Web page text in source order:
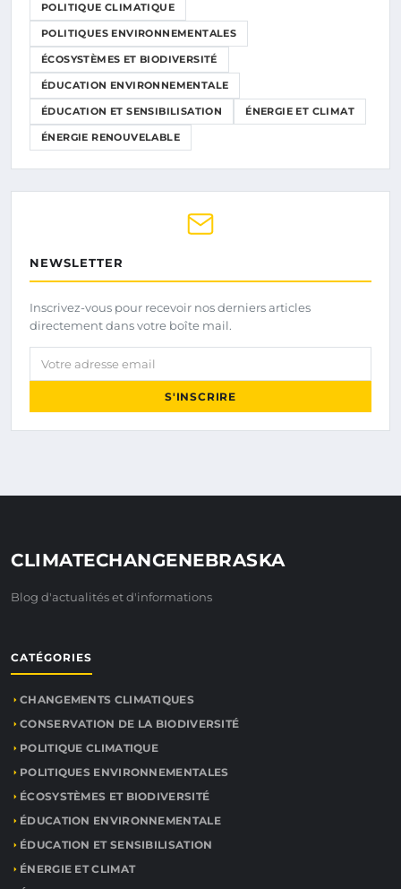
POLITIQUE CLIMATIQUE
POLITIQUES ENVIRONNEMENTALES
ÉCOSYSTÈMES ET BIODIVERSITÉ
ÉDUCATION ENVIRONNEMENTALE
ÉDUCATION ET SENSIBILISATION ÉNERGIE ET CLIMAT
ÉNERGIE RENOUVELABLE
NEWSLETTER
Inscrivez-vous pour recevoir nos derniers articles
directement dans votre boîte mail.
Votre adresse email
S'INSCRIRE
CLIMATECHANGENEBRASKA
Blog d'actualités et d'informations
CATÉGORIES
CHANGEMENTS CLIMATIQUES
CONSERVATION DE LA BIODIVERSITÉ
POLITIQUE CLIMATIQUE
POLITIQUES ENVIRONNEMENTALES
ÉCOSYSTÈMES ET BIODIVERSITÉ
ÉDUCATION ENVIRONNEMENTALE
ÉDUCATION ET SENSIBILISATION
ÉNERGIE ET CLIMAT